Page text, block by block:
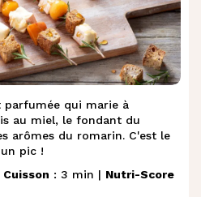
parfumée qui marie à
au miel, le fondant du
arômes du romarin. C'est le
pic !
Cuisson : 3 min | Nutri-Score